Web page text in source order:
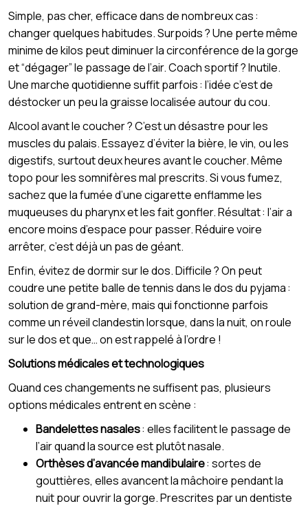
Simple, pas cher, efficace dans de nombreux cas :
changer quelques habitudes. Surpoids ? Une perte même
minime de kilos peut diminuer la circonférence de la gorge
et “dégager” le passage de l’air. Coach sportif ? Inutile.
Une marche quotidienne suffit parfois : l’idée c’est de
déstocker un peu la graisse localisée autour du cou.
Alcool avant le coucher ? C’est un désastre pour les
muscles du palais. Essayez d’éviter la bière, le vin, ou les
digestifs, surtout deux heures avant le coucher. Même
topo pour les somnifères mal prescrits. Si vous fumez,
sachez que la fumée d’une cigarette enflamme les
muqueuses du pharynx et les fait gonfler. Résultat : l’air a
encore moins d’espace pour passer. Réduire voire
arrêter, c’est déjà un pas de géant.
Enfin, évitez de dormir sur le dos. Difficile ? On peut
coudre une petite balle de tennis dans le dos du pyjama :
solution de grand-mère, mais qui fonctionne parfois
comme un réveil clandestin lorsque, dans la nuit, on roule
sur le dos et que… on est rappelé à l’ordre !
Solutions médicales et technologiques
Quand ces changements ne suffisent pas, plusieurs
options médicales entrent en scène :
Bandelettes nasales: elles facilitent le passage de
l’air quand la source est plutôt nasale.
Orthèses d’avancée mandibulaire: sortes de
gouttières, elles avancent la mâchoire pendant la
nuit pour ouvrir la gorge. Prescrites par un dentiste